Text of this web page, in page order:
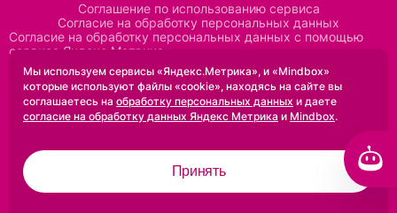
2005-2026 ©
Дизайн сделан вUprock
Проектирование и SEO:
Baklenev SEO
Разработано вQualitica
Соглашение по использованию сервиса
Согласие на обработку персональных данных
Согласие на обработку персональных данных с помощью
сервиса Яндекс Метрика
Согласие на обработку персональных данных с помощью
сервиса Mindbox
Положение по обработке персональных данных
Политика конфиденциальностиДоговор оферты
Мы используем сервисы «Яндекс.Метрика», и «Mindbox»
которые используют файлы «cookie», находясь на сайте вы
соглашаетесь на обработку персональных данных и даете
согласие на обработку данных Яндекс Метрика и Mindbox.
Принять